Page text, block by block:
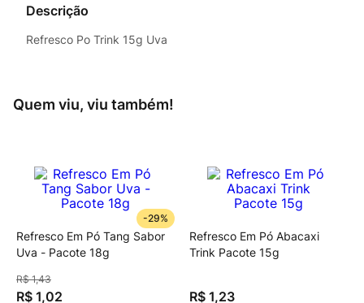
Descrição
Refresco Po Trink 15g Uva
Quem viu, viu também!
-29%
Refresco Em Pó Tang Sabor
Uva - Pacote 18g
R$ 1,43
R$ 1,02
Refresco Em Pó Abacaxi
Trink Pacote 15g
R$ 1,23